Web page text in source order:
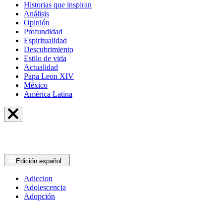
Historias que inspiran
Análisis
Opinión
Profundidad
Espiritualidad
Descubrimiento
Estilo de vida
Actualidad
Papa Leon XIV
México
América Latina
Edición español
Adiccion
Adolescencia
Adopción